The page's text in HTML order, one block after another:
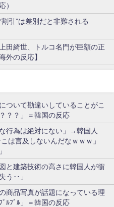
）
割引”は差別だと非難される
田綺世、トルコ名門が巨額の正
外の反応】
ついて勘違いしていることがこ
？？」＝韓国の反応
行為は絶対にない」→韓国人
は言及しないんだなｗｗｗ」
と建築技術の高さに韓国人が衝
う‥」
商品写真が話題になっている理
ﾌﾞﾙ」＝韓国の反応